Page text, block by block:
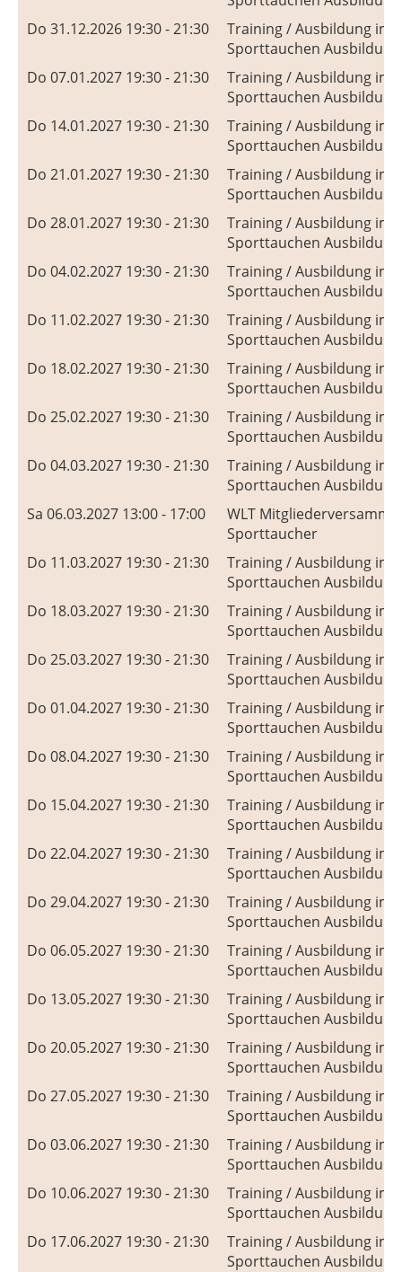
Do 31.12.2026 19:30 - 21:30
Training / Ausbildung im
Sporttauchen Ausbildung
Do 07.01.2027 19:30 - 21:30
Training / Ausbildung im
Sporttauchen Ausbildung
Do 14.01.2027 19:30 - 21:30
Training / Ausbildung im
Sporttauchen Ausbildung
Do 21.01.2027 19:30 - 21:30
Training / Ausbildung im
Sporttauchen Ausbildung
Do 28.01.2027 19:30 - 21:30
Training / Ausbildung im
Sporttauchen Ausbildung
Do 04.02.2027 19:30 - 21:30
Training / Ausbildung im
Sporttauchen Ausbildung
Do 11.02.2027 19:30 - 21:30
Training / Ausbildung im
Sporttauchen Ausbildung
Do 18.02.2027 19:30 - 21:30
Training / Ausbildung im
Sporttauchen Ausbildung
Do 25.02.2027 19:30 - 21:30
Training / Ausbildung im
Sporttauchen Ausbildung
Do 04.03.2027 19:30 - 21:30
Training / Ausbildung im
Sporttauchen Ausbildung
Sa 06.03.2027 13:00 - 17:00
WLT
Sporttaucher
Do 11.03.2027 19:30 - 21:30
Training / Ausbildung im
Sporttauchen Ausbildung
Do 18.03.2027 19:30 - 21:30
Training / Ausbildung im
Sporttauchen Ausbildung
Do 25.03.2027 19:30 - 21:30
Training / Ausbildung im
Sporttauchen Ausbildung
Do 01.04.2027 19:30 - 21:30
Training / Ausbildung im
Sporttauchen Ausbildung
Do 08.04.2027 19:30 - 21:30
Training / Ausbildung im
Sporttauchen Ausbildung
Do 15.04.2027 19:30 - 21:30
Training / Ausbildung im
Sporttauchen Ausbildung
Do 22.04.2027 19:30 - 21:30
Training / Ausbildung im
Sporttauchen Ausbildung
Do 29.04.2027 19:30 - 21:30
Training / Ausbildung im
Sporttauchen Ausbildung
Do 06.05.2027 19:30 - 21:30
Training / Ausbildung im
Sporttauchen Ausbildung
Do 13.05.2027 19:30 - 21:30
Training / Ausbildung im
Sporttauchen Ausbildung
Do 20.05.2027 19:30 - 21:30
Training / Ausbildung im
Sporttauchen Ausbildung
Do 27.05.2027 19:30 - 21:30
Training / Ausbildung im
Sporttauchen Ausbildung
Do 03.06.2027 19:30 - 21:30
Training / Ausbildung im
Sporttauchen Ausbildung
Do 10.06.2027 19:30 - 21:30
Training / Ausbildung im
Sporttauchen Ausbildung
Do 17.06.2027 19:30 - 21:30
Training / Ausbildung im
Sporttauchen Ausbildung